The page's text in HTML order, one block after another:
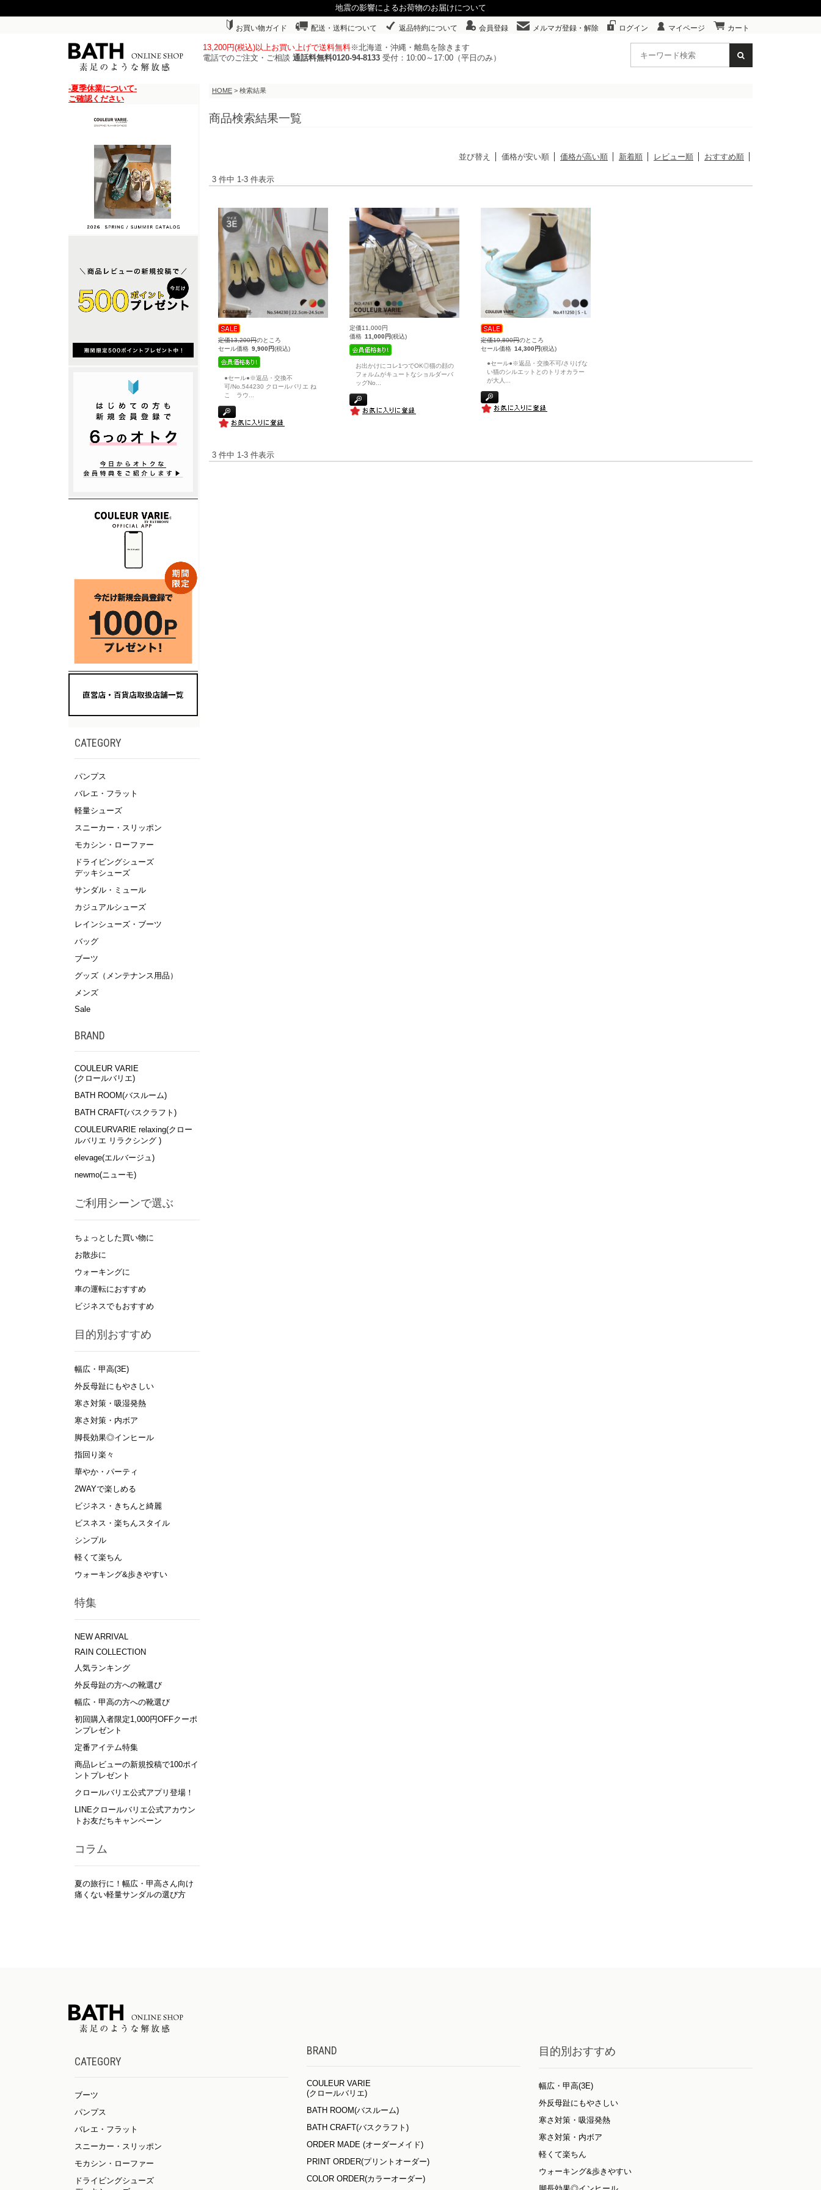
地震の影響によるお荷物のお届けについて
お買い物ガイド 配送・送料について 返品特約について 会員登録 メルマガ登録・解除 ログイン マイページ カート
13,200円(税込)以上お買い上げで送料無料※北海道・沖縄・離島を除きます
電話でのご注文・ご相談 通話料無料0120-94-8133 受付：10:00～17:00（平日のみ）
-夏季休業について-
ご確認ください
CATEGORY
パンプス
バレエ・フラット
軽量シューズ
スニーカー・スリッポン
モカシン・ローファー
ドライビングシューズ
デッキシューズ
サンダル・ミュール
カジュアルシューズ
レインシューズ・ブーツ
バッグ
ブーツ
グッズ（メンテナンス用品）
メンズ
Sale
BRAND
COULEUR VARIE
(クロールバリエ)
BATH ROOM(バスルーム)
BATH CRAFT(バスクラフト)
COULEURVARIE relaxing(クロー
ルバリエ リラクシング )
elevage(エルバージュ)
newmo(ニューモ)
ご利用シーンで選ぶ
ちょっとした買い物に
お散歩に
ウォーキングに
車の運転におすすめ
ビジネスでもおすすめ
目的別おすすめ
幅広・甲高(3E)
外反母趾にもやさしい
寒さ対策・吸湿発熱
寒さ対策・内ボア
脚長効果◎インヒール
指回り楽々
華やか・パーティ
2WAYで楽しめる
ビジネス・きちんと綺麗
ビスネス・楽ちんスタイル
シンプル
軽くて楽ちん
ウォーキング&歩きやすい
特集
NEW ARRIVAL
RAIN COLLECTION
人気ランキング
外反母趾の方への靴選び
幅広・甲高の方への靴選び
初回購入者限定1,000円OFFクーポ
ンプレゼント
定番アイテム特集
商品レビューの新規投稿で100ポイ
ントプレゼント
クロールバリエ公式アプリ登場！
LINEクロールバリエ公式アカウン
トお友だちキャンペーン
コラム
夏の旅行に！幅広・甲高さん向け
痛くない軽量サンダルの選び方
HOME > 検索結果
商品検索結果一覧
並び替え 価格が安い順 価格が高い順 新着順 レビュー順 おすすめ順
3 件中 1-3 件表示
定価13,200円のところ
セール価格 9,900円(税込)
●セール●※返品・交換不
可/No.544230 クロールバリエ ね
こ ラウ
定価11,000円
価格 11,000円(税込)
お出かけにコレ1つでOK◎猫の顔の
フォルムがキュートなショルダーバ
ッグNo
定価19,800円のところ
セール価格 14,300円(税込)
●セール●※返品・交換不可/さりげな
い猫のシルエットとのトリオカラー
が大人
3 件中 1-3 件表示
CATEGORY
ブーツ
パンプス
バレエ・フラット
スニーカー・スリッポン
モカシン・ローファー
ドライビングシューズ
BRAND
COULEUR VARIE
(クロールバリエ)
BATH ROOM(バスルーム)
BATH CRAFT(バスクラフト)
ORDER MADE (オーダーメイド)
PRINT ORDER(プリントオーダー)
COLOR ORDER(カラーオーダー)
目的別おすすめ
幅広・甲高(3E)
外反母趾にもやさしい
寒さ対策・吸湿発熱
寒さ対策・内ボア
軽くて楽ちん
ウォーキング&歩きやすい